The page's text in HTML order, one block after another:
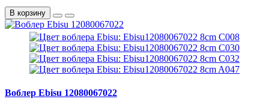
В корзину
Воблер Ebisu 12080067022